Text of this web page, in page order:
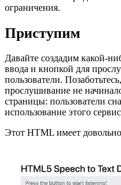
ограничения.
Приступим
Давайте создадим какой-
ввода и кнопкой для
пользователи.
прослушивание не
страницы: пользователи
использование этого
Этот HTML имеет